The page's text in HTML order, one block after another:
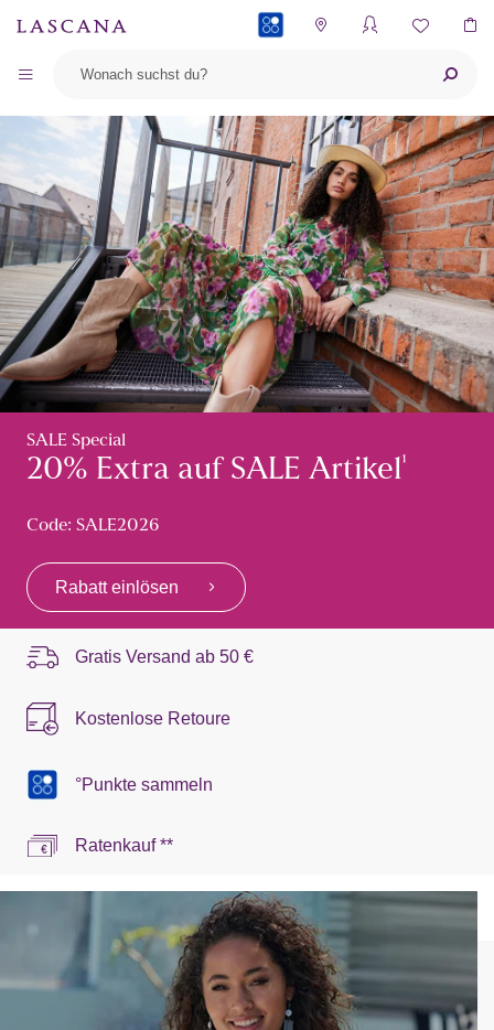
SALE Special
20% Extra auf SALE Artikel¹
Code: SALE2026
Rabatt einlösen
Gratis Versand ab 50 €
Kostenlose Retoure
°Punkte sammeln
Ratenkauf **